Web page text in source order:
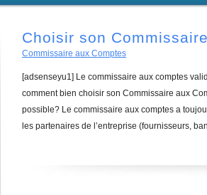
Choisir son
Commissaire aux Comptes
[adsenseyu1] Le commissaire aux comptes
comment bien choisir son Commissaire aux
possible? Le commissaire aux comptes a
les partenaires de l’entreprise (fournisseurs,